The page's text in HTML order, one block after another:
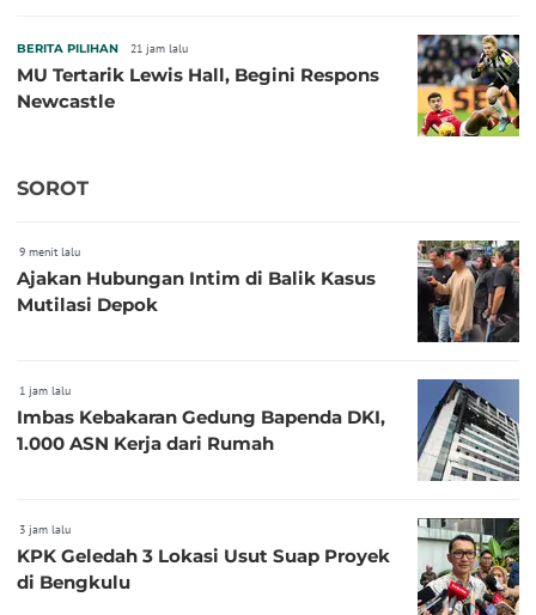
BERITA PILIHAN 21 jam lalu
MU Tertarik Lewis Hall, Begini Respons
Newcastle
SOROT
9 menit lalu
Ajakan Hubungan Intim di Balik Kasus
Mutilasi Depok
1 jam lalu
Imbas Kebakaran Gedung Bapenda DKI,
1.000 ASN Kerja dari Rumah
3 jam lalu
KPK Geledah 3 Lokasi Usut Suap Proyek
di Bengkulu